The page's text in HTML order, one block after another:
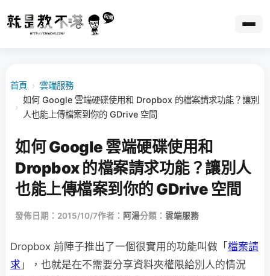
首頁 › 雲端服務
›
如何 Google 雲端硬碟使用和 Dropbox 的檔案請求功能？讓別
人也能上傳檔案到你的 GDrive 空間
如何 Google 雲端硬碟使用和
Dropbox 的檔案請求功能？讓別人
也能上傳檔案到你的 GDrive 空間
發佈日期：2015/10/7作者： 阿湯分類： 雲端服務
Dropbox 前陣子推出了一個很實用的功能叫做「 檔案請
求 」，也就是在不需要分享資料夾權限給別人的情況